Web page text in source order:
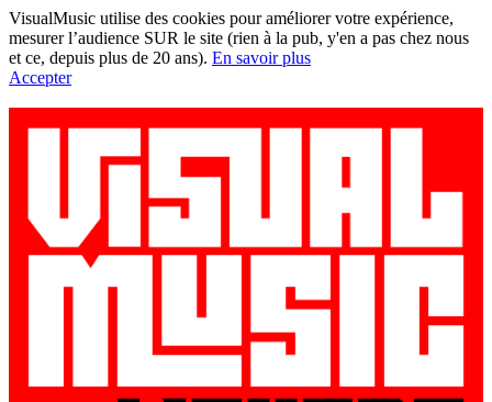
VisualMusic utilise des cookies pour améliorer votre expérience,
mesurer l’audience SUR le site (rien à la pub, y'en a pas chez nous
et ce, depuis plus de 20 ans). En savoir plus
Accepter